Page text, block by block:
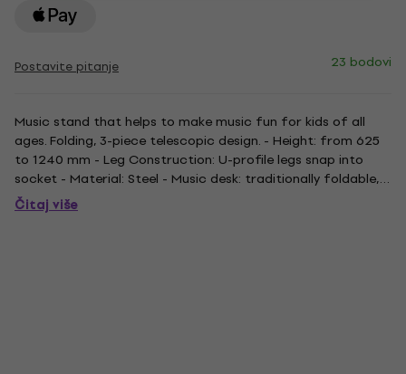
Postavite pitanje 23 bodovi
Music stand that helps to make music fun for kids of all
ages. Folding, 3-piece telescopic design. - Height: from 625
to 1240 mm - Leg Construction: U-profile legs snap into
socket - Material: Steel - Music desk: traditionally foldable,
435 x 215 mm - Rod combination: 3-piece folding design -
Size when folded: 490 mm - Weight: 1,31 kg - Colour:...
Čitaj više